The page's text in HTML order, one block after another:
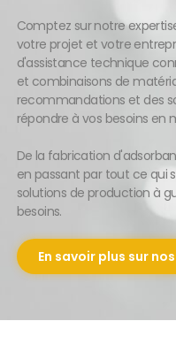
Comptez sur notre
votre projet et votre
d'assistance technique
et combinaisons de
recommandations et des
répondre à vos besoins en
De la fabrication
en passant par tout ce qui
solutions de production à
besoins.
En savoir plus sur